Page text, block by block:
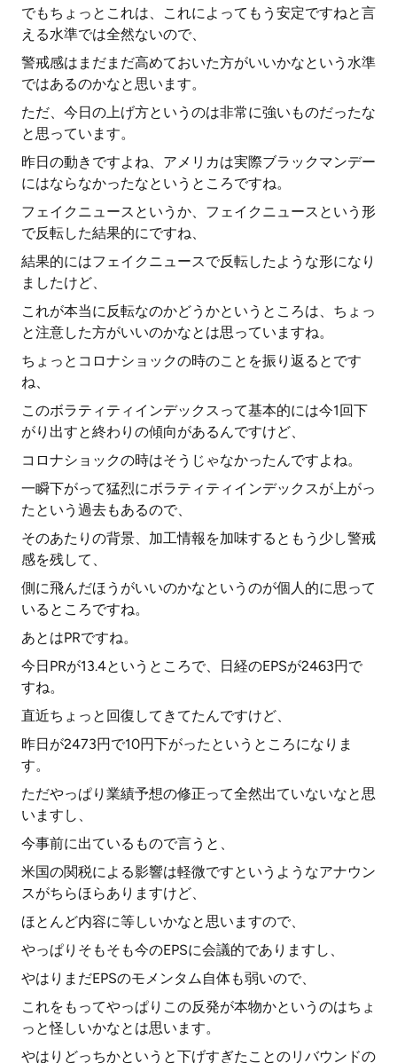
でもちょっとこれは、これによってもう安定ですねと言
える水準では全然ないので、
警戒感はまだまだ高めておいた方がいいかなという水準
ではあるのかなと思います。
ただ、今日の上げ方というのは非常に強いものだったな
と思っています。
昨日の動きですよね、アメリカは実際ブラックマンデー
にはならなかったなというところですね。
フェイクニュースというか、フェイクニュースという形
で反転した結果的にですね、
結果的にはフェイクニュースで反転したような形になり
ましたけど、
これが本当に反転なのかどうかというところは、ちょっ
と注意した方がいいのかなとは思っていますね。
ちょっとコロナショックの時のことを振り返るとです
ね、
このボラティティインデックスって基本的には今1回下
がり出すと終わりの傾向があるんですけど、
コロナショックの時はそうじゃなかったんですよね。
一瞬下がって猛烈にボラティティインデックスが上がっ
たという過去もあるので、
そのあたりの背景、加工情報を加味するともう少し警戒
感を残して、
側に飛んだほうがいいのかなというのが個人的に思って
いるところですね。
あとはPRですね。
今日PRが13.4というところで、日経のEPSが2463円で
すね。
直近ちょっと回復してきてたんですけど、
昨日が2473円で10円下がったというところになりま
す。
ただやっぱり業績予想の修正って全然出ていないなと思
いますし、
今事前に出ているもので言うと、
米国の関税による影響は軽微ですというようなアナウン
スがちらほらありますけど、
ほとんど内容に等しいかなと思いますので、
やっぱりそもそも今のEPSに会議的でありますし、
やはりまだEPSのモメンタム自体も弱いので、
これをもってやっぱりこの反発が本物かというのはちょ
っと怪しいかなとは思います。
やはりどっちかというと下げすぎたことのリバウンドの